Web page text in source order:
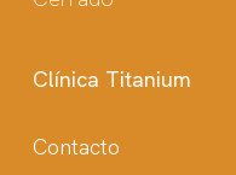
Clínica Titanium
Contacto